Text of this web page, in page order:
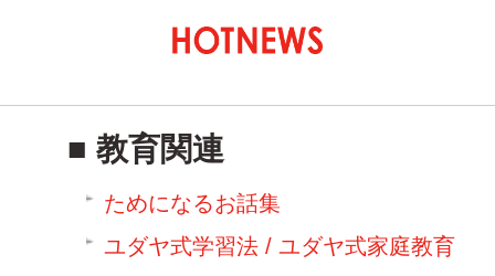
教育関連
ためになるお話集
ユダヤ式学習法 / ユダヤ式家庭教育